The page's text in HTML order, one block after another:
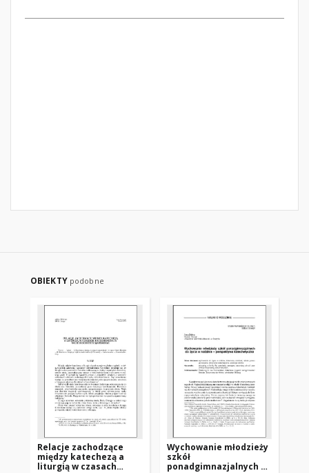
OBIEKTY podobne
Relacje zachodzące
między katechezą a
liturgią w czasach
Wychowanie młodzieży
szkół
ponadgimnazjalnych do